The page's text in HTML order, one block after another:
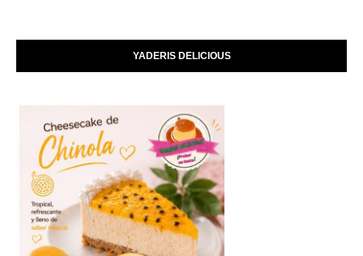
YADERIS DELICIOUS